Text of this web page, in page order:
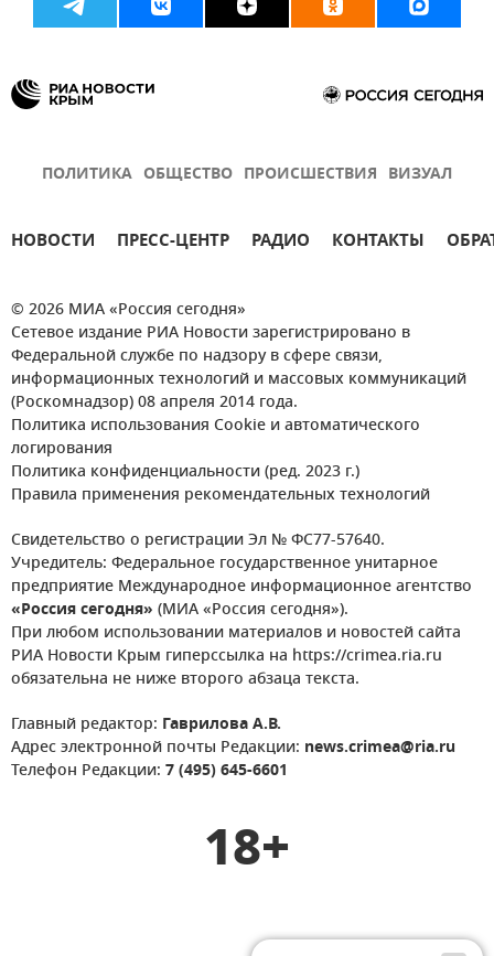
ПОЛИТИКА ОБЩЕСТВО ПРОИСШЕСТВИЯ ВИЗУАЛ
НОВОСТИ ПРЕСС-ЦЕНТР РАДИО КОНТАКТЫ
© 2026 МИА «Россия сегодня»
Сетевое издание РИА Новости зарегистрировано в
Федеральной службе по надзору в сфере связи,
информационных технологий и массовых коммуникаций
(Роскомнадзор) 08 апреля 2014 года.
Политика использования Cookie и автоматического
логирования
Политика конфиденциальности (ред. 2023 г.)
Правила применения рекомендательных технологий
Свидетельство о регистрации Эл № ФС77-57640.
Учредитель: Федеральное государственное унитарное
предприятие Международное информационное агентство
«Россия сегодня» (МИА «Россия сегодня»).
При любом использовании материалов и новостей сайта
РИА Новости Крым гиперссылка на https://crimea.ria.ru
обязательна не ниже второго абзаца текста.
Главный редактор: Гаврилова А.В.
Адрес электронной почты Редакции: news.crimea@ria.ru
Телефон Редакции: 7 (495) 645-6601
18+